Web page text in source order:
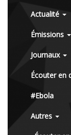
Actualité
Émissions
Journaux
Écouter en
#Ebola
Autres